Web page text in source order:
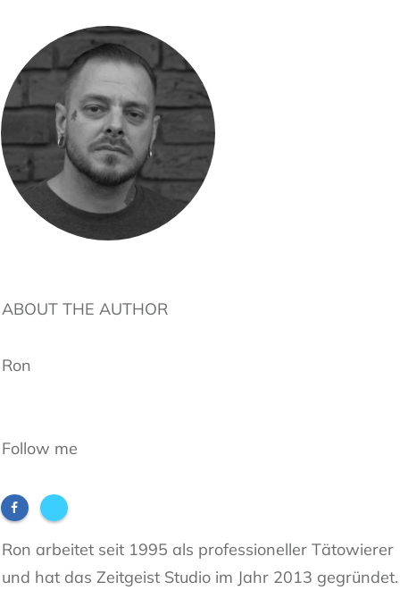
ABOUT THE AUTHOR
Ron
Follow me
Ron arbeitet seit 1995 als professioneller Tätowierer
und hat das Zeitgeist Studio im Jahr 2013 gegründet.